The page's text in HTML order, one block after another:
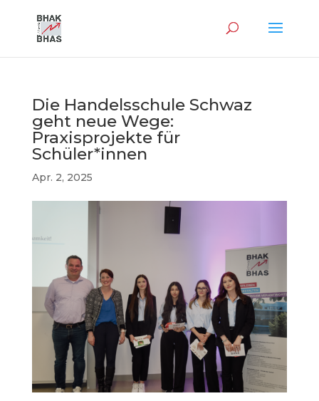
Die Handelsschule Schwaz
geht neue Wege:
Praxisprojekte für
Schüler*innen
Apr. 2, 2025